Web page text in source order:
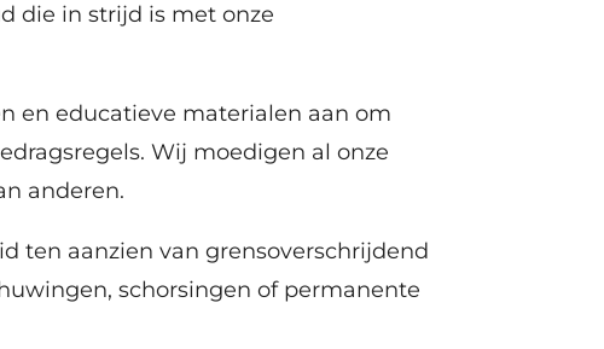
die in strijd is met onze
en educatieve materialen aan om
Wij moedigen al onze
anderen.
ten aanzien van grensoverschrijdend
schorsingen of permanente